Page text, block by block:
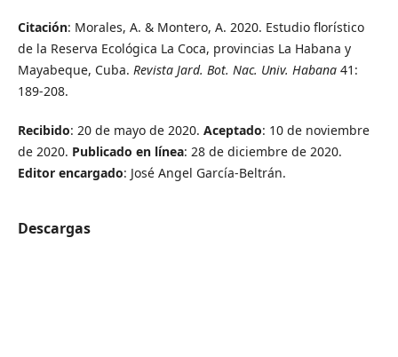
Citación: Morales, A. & Montero, A. 2020. Estudio florístico
de la Reserva Ecológica La Coca, provincias La Habana y
Mayabeque, Cuba. Revista Jard. Bot. Nac. Univ. Habana 41:
189-208.
Recibido: 20 de mayo de 2020. Aceptado: 10 de noviembre
de 2020. Publicado en línea: 28 de diciembre de 2020.
Editor encargado: José Angel García-Beltrán.
Descargas